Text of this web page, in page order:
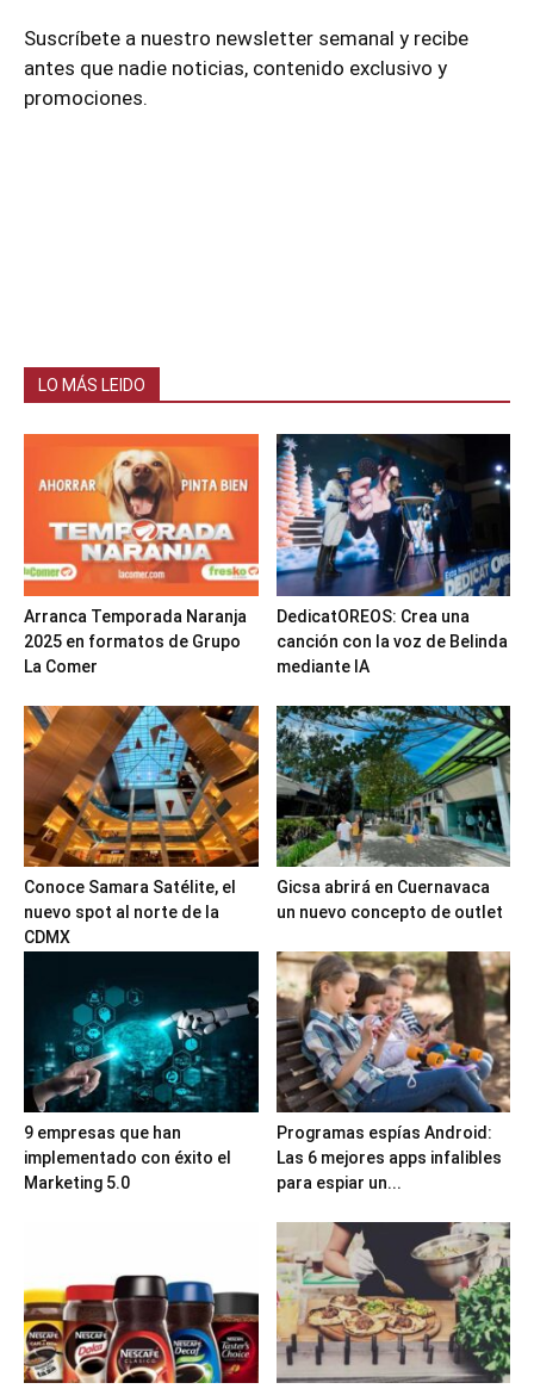
Suscríbete a nuestro newsletter semanal y recibe
antes que nadie noticias, contenido exclusivo y
promociones.
LO MÁS LEIDO
Arranca Temporada Naranja
2025 en formatos de Grupo
La Comer
DedicatOREOS: Crea una
canción con la voz de Belinda
mediante IA
Conoce Samara Satélite, el
nuevo spot al norte de la
CDMX
Gicsa abrirá en Cuernavaca
un nuevo concepto de outlet
9 empresas que han
implementado con éxito el
Marketing 5.0
Programas espías Android:
Las 6 mejores apps infalibles
para espiar un...